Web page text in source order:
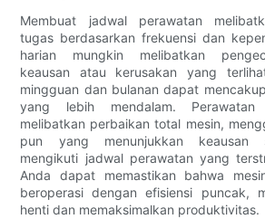
Membuat jadwal perawatan
tugas berdasarkan frekuensi dan
harian mungkin melibatkan
keausan atau kerusakan yang
mingguan dan bulanan dapat
yang lebih mendalam. Perawatan
melibatkan perbaikan total mesin,
pun yang menunjukkan keausan
mengikuti jadwal perawatan yang
Anda dapat memastikan bahwa
beroperasi dengan efisiensi puncak,
henti dan memaksimalkan produktivitas.